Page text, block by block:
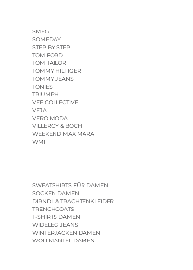
SMEG
SOMEDAY
STEP BY STEP
TOM FORD
TOM TAILOR
TOMMY HILFIGER
TOMMY JEANS
TONIES
TRIUMPH
VEE COLLECTIVE
VEJA
VERO MODA
VILLEROY & BOCH
WEEKEND MAX MARA
WMF
SWEATSHIRTS FÜR DAMEN
SOCKEN DAMEN
DIRNDL & TRACHTENKLEIDER
TRENCHCOATS
T-SHIRTS DAMEN
WIDELEG JEANS
WINTERJACKEN DAMEN
WOLLMÄNTEL DAMEN